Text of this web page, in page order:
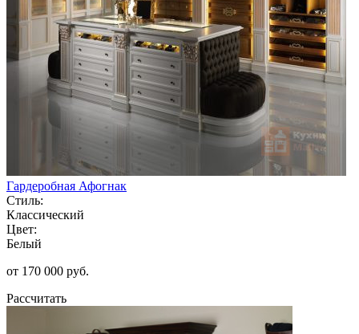
Гардеробная Афогнак
Стиль:
Классический
Цвет:
Белый
от 170 000 руб.
Рассчитать